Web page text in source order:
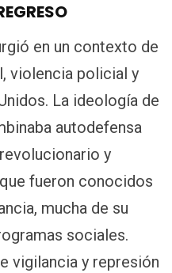
en un contexto de
violencia policial y
La ideología de
autodefensa
y
fueron conocidos
mucha de su
sociales.
vigilancia y represión